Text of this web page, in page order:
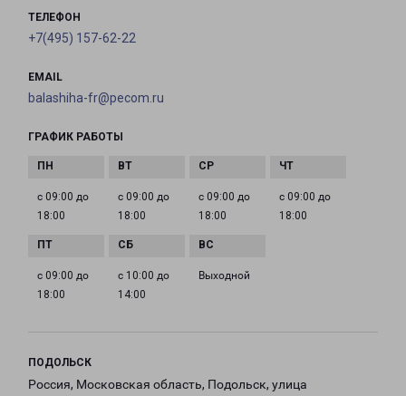
ТЕЛЕФОН
+7(495) 157-62-22
EMAIL
balashiha-fr@pecom.ru
ГРАФИК РАБОТЫ
с 09:00 до
18:00
с 09:00 до
18:00
с 09:00 до
18:00
с 09:00 до
18:00
с 09:00 до
18:00
с 10:00 до
14:00
Выходной
ПОДОЛЬСК
Россия, Московская область, Подольск, улица